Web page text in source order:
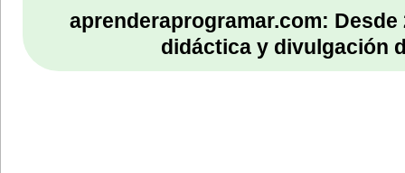
aprenderaprogramar.com:
didáctica y divulgación